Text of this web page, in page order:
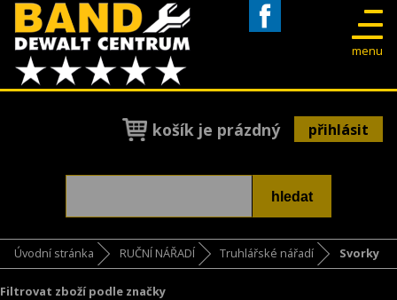
menu
košík je prázdný přihlásit
Úvodní stránka RUČNÍ NÁŘADÍ Truhlářské nářadí Svorky
Filtrovat zboží podle značky